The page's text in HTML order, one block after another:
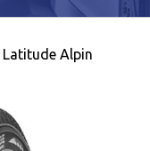
Alpin